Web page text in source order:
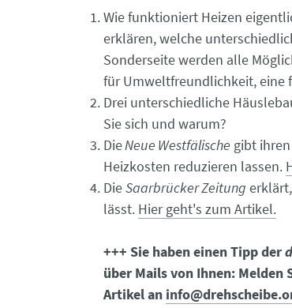
Wie funktioniert Heizen
erklären, welche
Sonderseite werden alle
für Umweltfreundlichkeit, eine
Drei unterschiedliche
Sie sich und warum?
DieNeue Westfälische gibt
Heizkosten reduzieren lassen.
DieSaarbrücker Zeitung
lässt. Hier geht's zum Artikel.
+++ Sie haben einen Tipp der
über Mails von Ihnen: Melden
Artikel an